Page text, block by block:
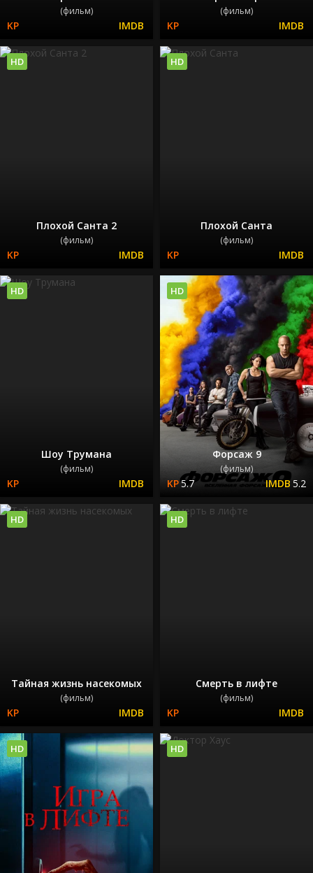
(фильм) (фильм)
Плохой Санта 2
(фильм)
HD
Плохой Санта
(фильм)
HD
Шоу Трумана
(фильм)
HD
Форсаж 9
(фильм)
5.7 5.2
HD
Тайная жизнь насекомых
(фильм)
HD
Смерть в лифте
(фильм)
HD
HD HD